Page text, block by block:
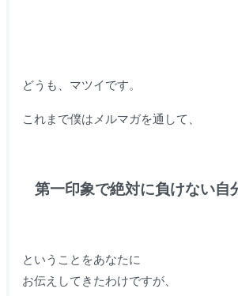
どうも、マツイです。
これまで僕はメルマガを通して、
第一印象で絶対に負けない自
ということをあなたに
お伝えしてきたわけですが、